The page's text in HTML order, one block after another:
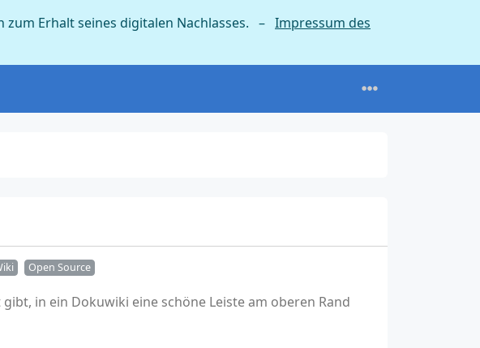
Erhalt seines digitalen Nachlasses. – Impressum des
Open Source
in ein Dokuwiki eine schöne Leiste am oberen Rand